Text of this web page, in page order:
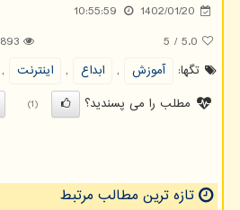
1402/01/20
10:55:59
5.0
/
5
893
تگها:
آموزش , ابداع , اینترنت ,
مطلب را می پسندید؟
(1)
تازه ترین مطالب مرتبط